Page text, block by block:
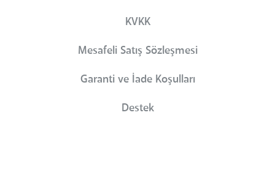
KVKK
Mesafeli Satış Sözleşmesi
Garanti ve İade Koşulları
Destek